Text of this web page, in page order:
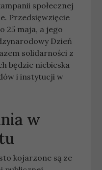
społecznej
Przedsięwzięcie
25 maja, a jego
Dzień
solidarności z
będzie niebieska
i instytucji w
w
kojarzone są ze